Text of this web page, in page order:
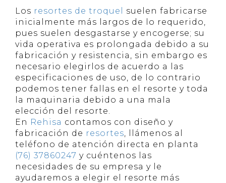
Los resortes de troquel
suelen fabricarse
inicialmente más largos de lo requerido,
pues suelen desgastarse y encogerse; su
vida operativa es prolongada debido a su
fabricación y resistencia, sin embargo es
necesario elegirlos de acuerdo a las
especificaciones de uso, de lo contrario
podemos tener fallas en el resorte y toda
la maquinaria debido a una mala
elección del resorte.
En Rehisa contamos con diseño y
fabricación de resortes, llámenos al
teléfono de atención directa en planta
(76) 37860247 y cuéntenos las
necesidades de su empresa y le
ayudaremos a elegir el resorte más